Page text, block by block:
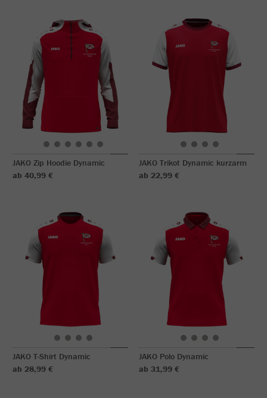
JAKO Zip Hoodie Dynamic
ab 40,99 €
JAKO Trikot Dynamic kurzarm
ab 22,99 €
JAKO T-Shirt Dynamic
ab 28,99 €
JAKO Polo Dynamic
ab 31,99 €